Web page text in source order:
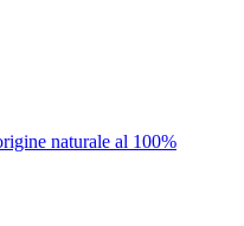
naturale al 100%